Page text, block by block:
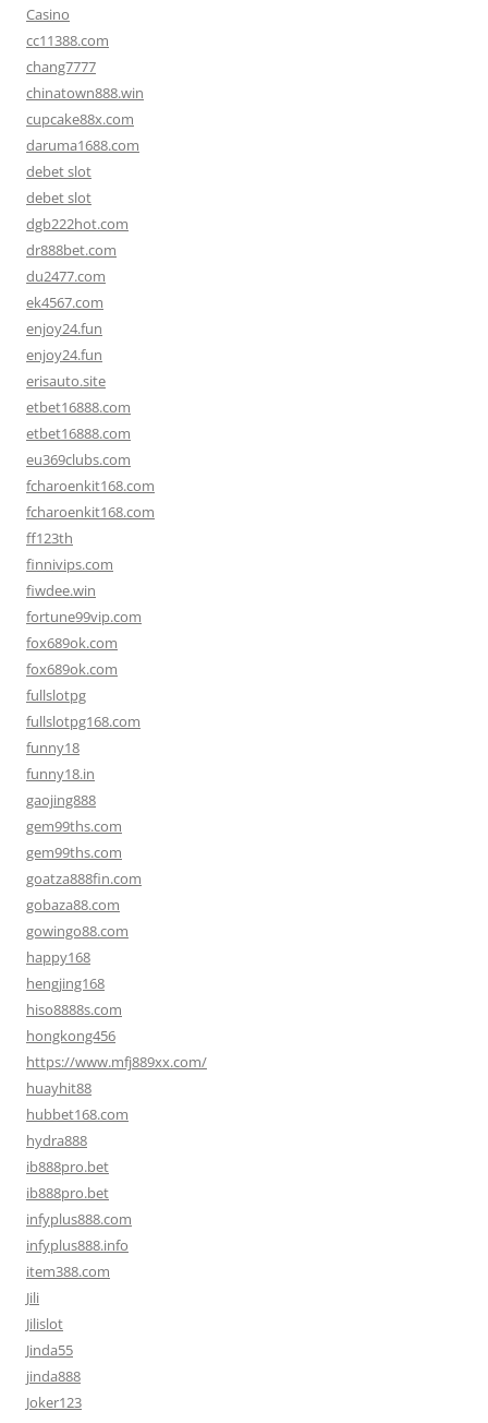
Casino
cc11388.com
chang7777
chinatown888.win
cupcake88x.com
daruma1688.com
debet slot
debet slot
dgb222hot.com
dr888bet.com
du2477.com
ek4567.com
enjoy24.fun
enjoy24.fun
erisauto.site
etbet16888.com
etbet16888.com
eu369clubs.com
fcharoenkit168.com
fcharoenkit168.com
ff123th
finnivips.com
fiwdee.win
fortune99vip.com
fox689ok.com
fox689ok.com
fullslotpg
fullslotpg168.com
funny18
funny18.in
gaojing888
gem99ths.com
gem99ths.com
goatza888fin.com
gobaza88.com
gowingo88.com
happy168
hengjing168
hiso8888s.com
hongkong456
https://www.mfj889xx.com/
huayhit88
hubbet168.com
hydra888
ib888pro.bet
ib888pro.bet
infyplus888.com
infyplus888.info
item388.com
Jili
Jilislot
Jinda55
jinda888
Joker123